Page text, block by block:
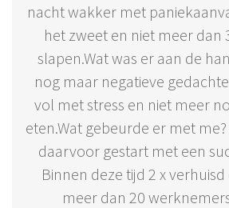
nacht wakker met
het zweet en niet meer dan
slapen.Wat was er aan de
nog maar negatieve
vol met stress en niet meer
eten.Wat gebeurde er met
daarvoor gestart met een
Binnen deze tijd 2 x
meer dan 20